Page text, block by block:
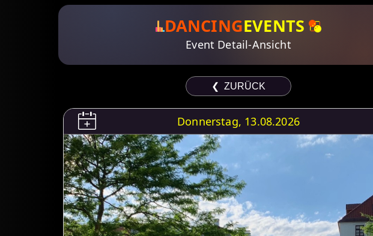
DANCINGEVENTS
Event Detail-Ansicht
❮ ZURÜCK
Donnerstag, 13.08.2026